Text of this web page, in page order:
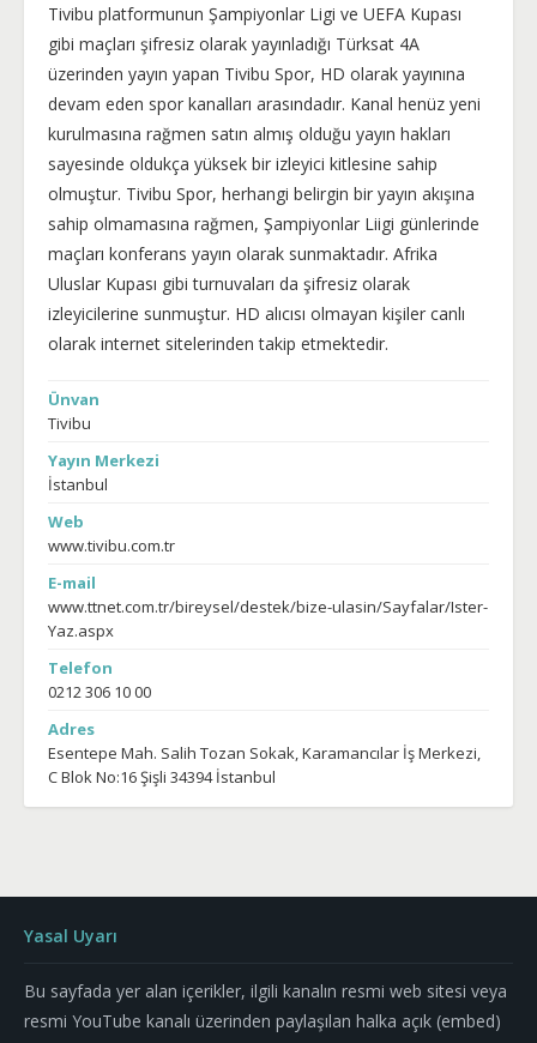
Tivibu platformunun Şampiyonlar Ligi ve UEFA Kupası
gibi maçları şifresiz olarak yayınladığı Türksat 4A
üzerinden yayın yapan Tivibu Spor, HD olarak yayınına
devam eden spor kanalları arasındadır. Kanal henüz yeni
kurulmasına rağmen satın almış olduğu yayın hakları
sayesinde oldukça yüksek bir izleyici kitlesine sahip
olmuştur. Tivibu Spor, herhangi belirgin bir yayın akışına
sahip olmamasına rağmen, Şampiyonlar Liigi günlerinde
maçları konferans yayın olarak sunmaktadır. Afrika
Uluslar Kupası gibi turnuvaları da şifresiz olarak
izleyicilerine sunmuştur. HD alıcısı olmayan kişiler canlı
olarak internet sitelerinden takip etmektedir.
Ünvan
Tivibu
Yayın Merkezi
İstanbul
Web
www.tivibu.com.tr
E-mail
www.ttnet.com.tr/bireysel/destek/bize-ulasin/Sayfalar/Ister-
Yaz.aspx
Telefon
0212 306 10 00
Adres
Esentepe Mah. Salih Tozan Sokak, Karamancılar İş Merkezi,
C Blok No:16 Şişli 34394 İstanbul
Yasal Uyarı
Bu sayfada yer alan içerikler, ilgili kanalın resmi web sitesi veya
resmi YouTube kanalı üzerinden paylaşılan halka açık (embed)